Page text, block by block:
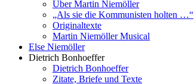
Über Martin Niemöller
„Als sie die Kommunisten holten …“
Originaltexte
Martin Niemöller Musical
Else Niemöller
Dietrich Bonhoeffer
Dietrich Bonhoeffer
Zitate, Briefe und Texte